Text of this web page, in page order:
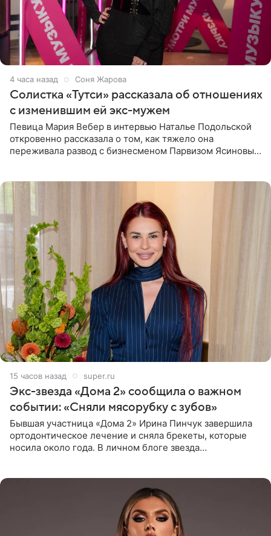
4 часа назад Соня Жарова
Солистка «Тутси» рассказала об отношениях
с изменившим ей экс-мужем
Певица Мария Вебер в интервью Наталье Подольской
откровенно рассказала о том, как тяжело она
переживала развод с бизнесменом Парвизом Ясиновым.
15 часов назад super.ru
Экс-звезда «Дома 2» сообщила о важном
событии: «Сняли мясорубку с зубов»
Бывшая участница «Дома 2» Ирина Пинчук завершила
ортодонтическое лечение и сняла брекеты, которые
носила около года. В личном блоге звезда